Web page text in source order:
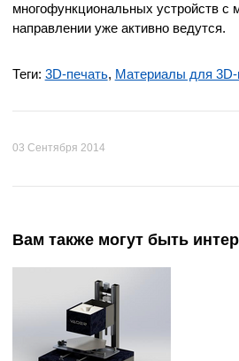
многофункциональных устройств
направлении уже активно ведутся.
Теги: 3D-печать, Материалы для 3D-
03 Сентября 2014
Вам также могут быть